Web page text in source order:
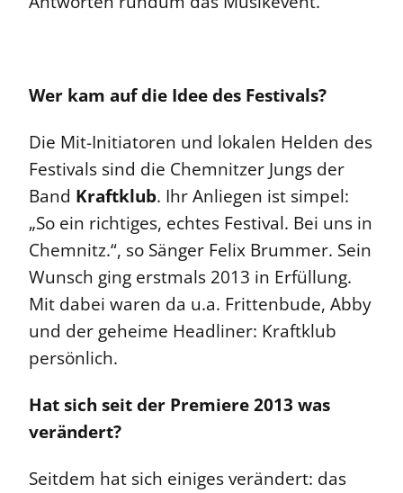
Wer kam auf die Idee des Festivals?
Die Mit-Initiatoren und lokalen Helden des
Festivals sind die Chemnitzer Jungs der
Band Kraftklub. Ihr Anliegen ist simpel:
„So ein richtiges, echtes Festival. Bei uns in
Chemnitz.“, so Sänger Felix Brummer. Sein
Wunsch ging erstmals 2013 in Erfüllung.
Mit dabei waren da u.a. Frittenbude, Abby
und der geheime Headliner: Kraftklub
persönlich.
Hat sich seit der Premiere 2013 was
verändert?
Seitdem hat sich einiges verändert: das